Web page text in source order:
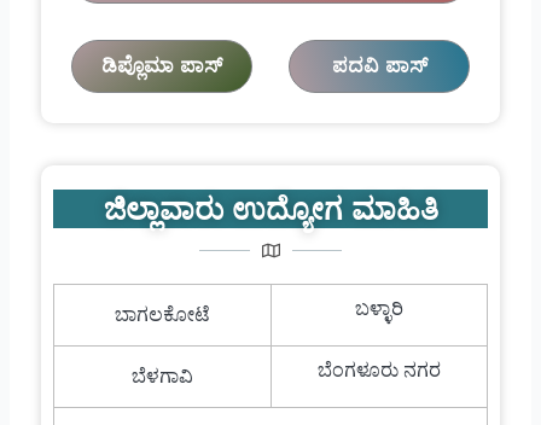
ಡಿಪ್ಲೊಮಾ ಪಾಸ್ ಪದವಿ ಪಾಸ್
ಜಿಲ್ಲಾವಾರು ಉದ್ಯೋಗ ಮಾಹಿತಿ
ಬಾಗಲಕೋಟೆ ಬಳ್ಳಾರಿ
ಬೆಳಗಾವಿ ಬೆಂಗಳೂರು ನಗರ